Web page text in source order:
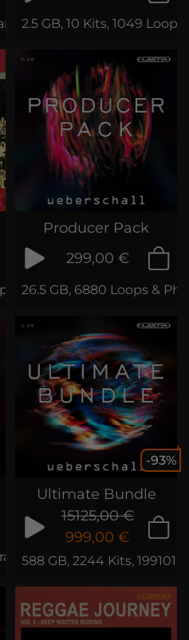
2.5 GB, 10 Kits, 1049
& Samples
Producer Pack
299,00 €
26.5 GB, 6880 Loops &
-93%
Ultimate Bundle
15125,00 €
999,00 €
588 GB, 2244 Kits, 199101